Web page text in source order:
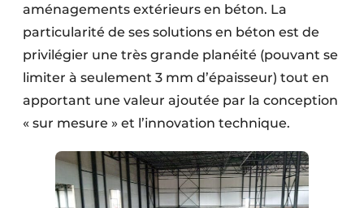
aménagements extérieurs en béton. La
particularité de ses solutions en béton est de
privilégier une très grande planéité (pouvant se
limiter à seulement 3 mm d’épaisseur) tout en
apportant une valeur ajoutée par la conception
« sur mesure » et l’innovation technique.